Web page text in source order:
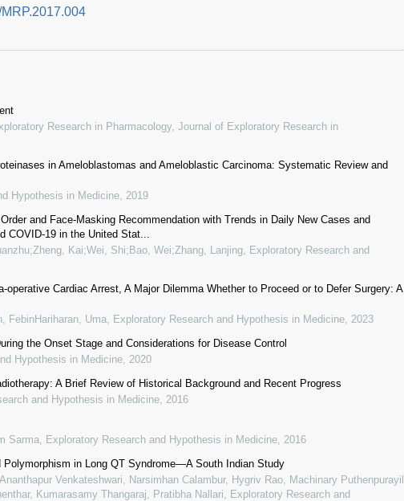
Research in Pharmacology, Journal of Exploratory Research in
in Ameloblastomas and Ameloblastic Carcinoma: Systematic Review and
Hypothesis in Medicine
2019
and Face-Masking Recommendation with Trends in Daily New Cases and
COVID-19 in the United Stat...
Kai;Wei, Shi;Bao, Wei;Zhang, Lanjing Exploratory Research and
operative Cardiac Arrest, A Major Dilemma Whether to Proceed or to Defer Surgery: A
FebinHariharan, Uma
Exploratory Research and Hypothesis in Medicine 2023
the Onset Stage and Considerations for Disease Control
Hypothesis in Medicine
2020
A Brief Review of Historical Background and Recent Progress
and Hypothesis in Medicine 2016
Sarma
Exploratory Research and Hypothesis in Medicine 2016
Polymorphism in Long QT Syndrome—A South Indian Study
Venkateshwari, Narsimhan Calambur, Hygriv Rao, Machinary Puthenpurayil
Kumarasamy Thangaraj, Pratibha Nallari
Exploratory Research and